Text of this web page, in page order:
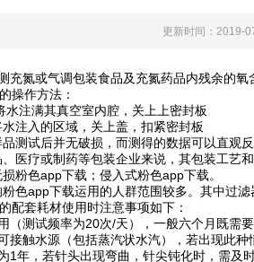
更新时间：2019-
充氮或气调包装食品及充氮药品内残余的氧含量
作方法：
水注满其真空室内腔，关上上密封板
的区域，关上盖，扣紧密封板
试后并无破损，而测得的数据可以直观
疗或制药等包装企业来说，其包装工艺和
色app下载；侵入式粉色app下载。
下载运用的人群范围较多。其中过滤器
套耗材使用时注意事项如下：
试频率为20次/天），一般六个月既需
水源（包括蒸汽状水汽），若出现此种情
若针头出现弯曲，针尖钝化时，需及时